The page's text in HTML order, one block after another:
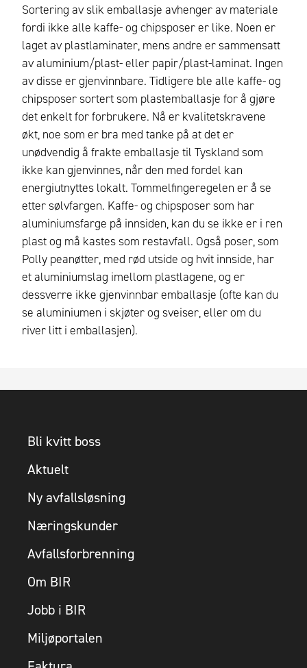
Sortering av slik emballasje avhenger av materiale
fordi ikke alle kaffe- og chipsposer er like. Noen er
laget av plastlaminater, mens andre er sammensatt
av aluminium/plast- eller papir/plast-laminat. Ingen
av disse er gjenvinnbare. Tidligere ble alle kaffe- og
chipsposer sortert som plastemballasje for å gjøre
det enkelt for forbrukere. Nå er kvalitetskravene
økt, noe som er bra med tanke på at det er
unødvendig å frakte emballasje til Tyskland som
ikke kan gjenvinnes, når den med fordel kan
energiutnyttes lokalt. Tommelfingeregelen er å se
etter sølvfargen. Kaffe- og chipsposer som har
aluminiumsfarge på innsiden, kan du se ikke er i ren
plast og må kastes som restavfall. Også poser, som
Polly peanøtter, med rød utside og hvit innside, har
et aluminiumslag imellom plastlagene, og er
dessverre ikke gjenvinnbar emballasje (ofte kan du
se aluminiumen i skjøter og sveiser, eller om du
river litt i emballasjen).
Bli kvitt boss
Aktuelt
Ny avfallsløsning
Næringskunder
Avfallsforbrenning
Om BIR
Jobb i BIR
Miljøportalen